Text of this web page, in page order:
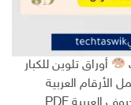
أوراق تلوين للكبار
الأرقام العربية